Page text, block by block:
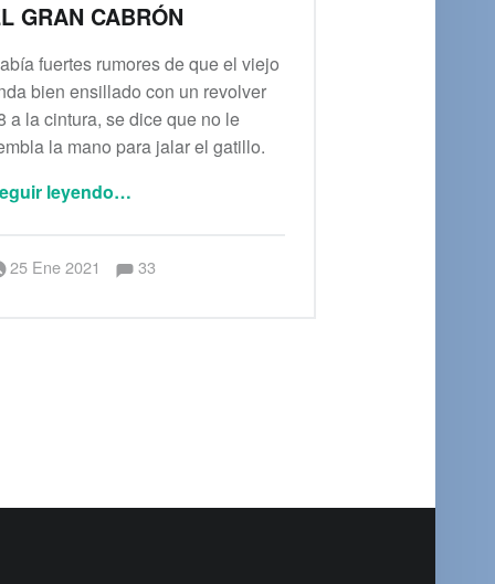
GRAN CABRÓN
fuertes rumores de que el viejo
bien ensillado con un revolver
a la cintura, se dice que no le
la mano para jalar el gatillo.
leyendo…
25 Ene 2021 Escrito por:
Saúl Peña Rosas Comentarios:
33